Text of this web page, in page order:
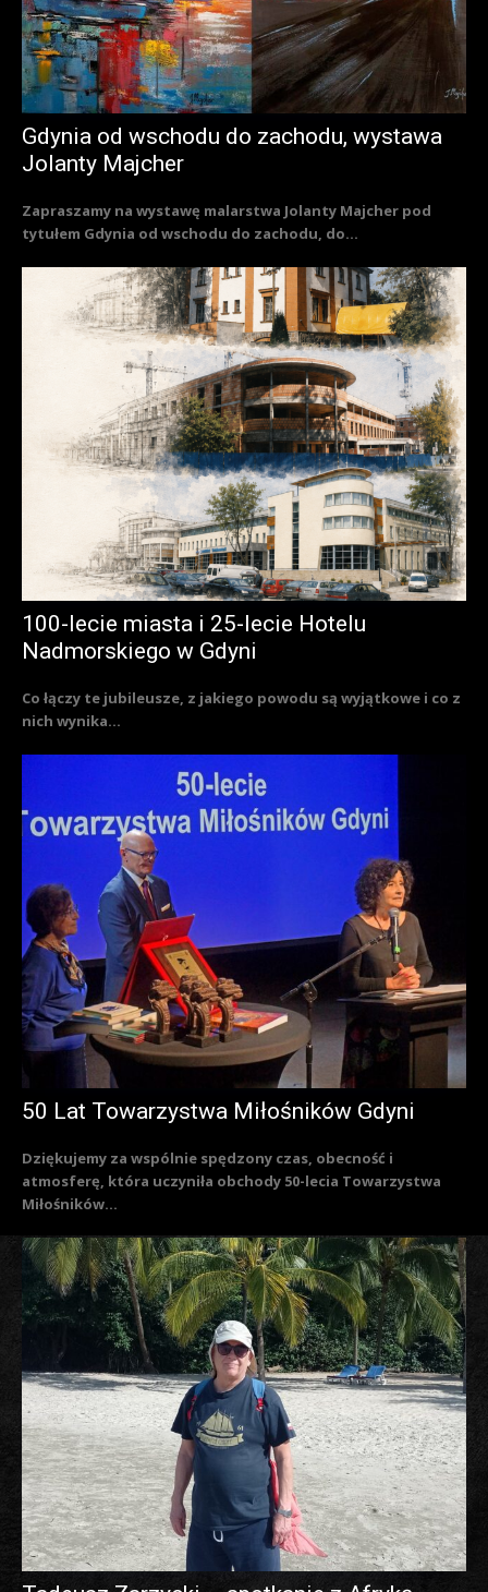
Gdynia od wschodu do zachodu, wystawa
Jolanty Majcher
Zapraszamy na wystawę malarstwa Jolanty Majcher pod
tytułem Gdynia od wschodu do zachodu, do...
100-lecie miasta i 25-lecie Hotelu
Nadmorskiego w Gdyni
Co łączy te jubileusze, z jakiego powodu są wyjątkowe i co z
nich wynika...
50 Lat Towarzystwa Miłośników Gdyni
Dziękujemy za wspólnie spędzony czas, obecność i
atmosferę, która uczyniła obchody 50-lecia Towarzystwa
Miłośników...